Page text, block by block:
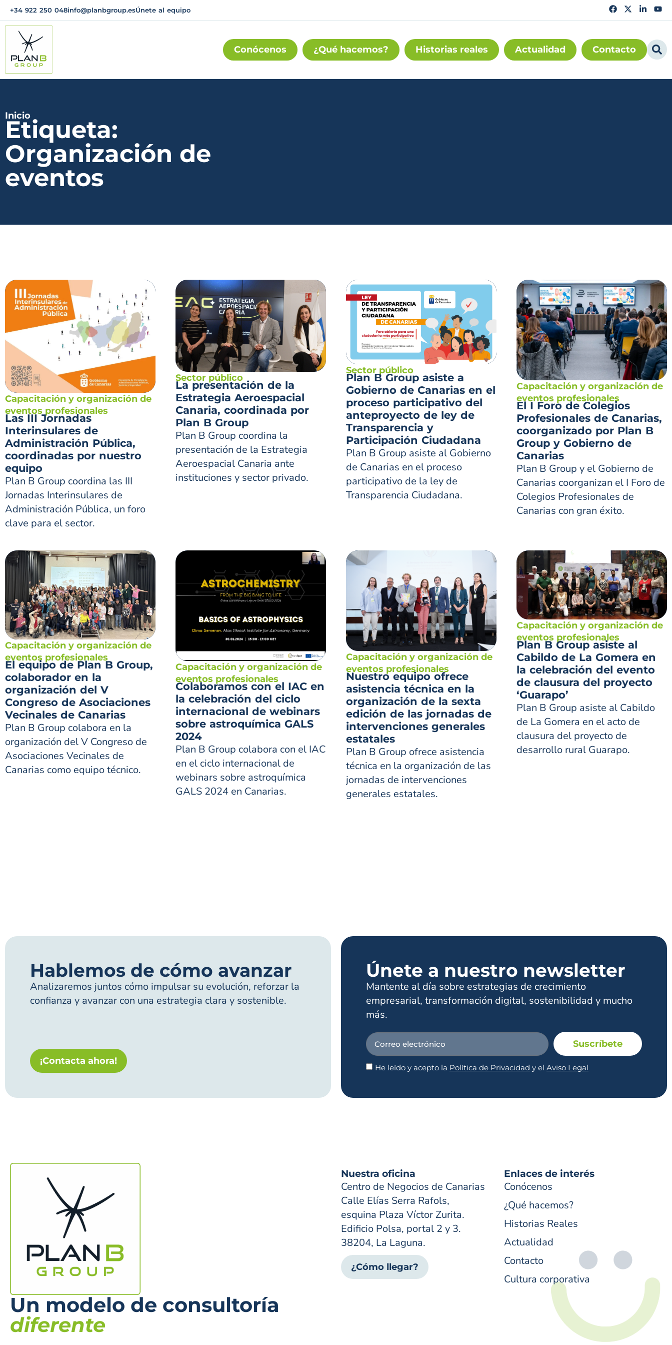
+34 922 250 048info@planbgroup.esÚnete al equipo
Conócenos ¿Qué hacemos? Historias reales Actualidad Contacto
Inicio
Etiqueta:
Organización de
eventos
Capacitación y organización de
eventos profesionales
Las III Jornadas
Interinsulares de
Administración Pública,
coordinadas por nuestro
equipo
Plan B Group coordina las III
Jornadas Interinsulares de
Administración Pública, un foro
clave para el sector.
Sector público
La presentación de la
Estrategia Aeroespacial
Canaria, coordinada por
Plan B Group
Plan B Group coordina la
presentación de la Estrategia
Aeroespacial Canaria ante
instituciones y sector privado.
Sector público
Plan B Group asiste a
Gobierno de Canarias en el
proceso participativo del
anteproyecto de ley de
Transparencia y
Participación Ciudadana
Plan B Group asiste al Gobierno
de Canarias en el proceso
participativo de la ley de
Transparencia Ciudadana.
Capacitación y organización de
eventos profesionales
El I Foro de Colegios
Profesionales de Canarias,
coorganizado por Plan B
Group y Gobierno de
Canarias
Plan B Group y el Gobierno de
Canarias coorganizan el I Foro de
Colegios Profesionales de
Canarias con gran éxito.
Capacitación y organización de
eventos profesionales
El equipo de Plan B Group,
colaborador en la
organización del V
Congreso de Asociaciones
Vecinales de Canarias
Plan B Group colabora en la
organización del V Congreso de
Asociaciones Vecinales de
Canarias como equipo técnico.
Capacitación y organización de
eventos profesionales
Colaboramos con el IAC en
la celebración del ciclo
internacional de webinars
sobre astroquímica GALS
2024
Plan B Group colabora con el IAC
en el ciclo internacional de
webinars sobre astroquímica
GALS 2024 en Canarias.
Capacitación y organización de
eventos profesionales
Nuestro equipo ofrece
asistencia técnica en la
organización de la sexta
edición de las jornadas de
intervenciones generales
estatales
Plan B Group ofrece asistencia
técnica en la organización de las
jornadas de intervenciones
generales estatales.
Capacitación y organización de
eventos profesionales
Plan B Group asiste al
Cabildo de La Gomera en
la celebración del evento
de clausura del proyecto
‘Guarapo’
Plan B Group asiste al Cabildo
de La Gomera en el acto de
clausura del proyecto de
desarrollo rural Guarapo.
Hablemos de cómo avanzar
Analizaremos juntos cómo impulsar su evolución, reforzar la
confianza y avanzar con una estrategia clara y sostenible.
¡Contacta ahora!
Únete a nuestro newsletter
Mantente al día sobre estrategias de crecimiento
empresarial, transformación digital, sostenibilidad y mucho
más.
He leído y acepto la Política de Privacidad y el Aviso Legal
Suscríbete
Un modelo de consultoría
diferente
Nuestra oficina
Centro de Negocios de Canarias
Calle Elías Serra Rafols,
esquina Plaza Víctor Zurita.
Edificio Polsa, portal 2 y 3.
38204, La Laguna.
¿Cómo llegar?
Enlaces de interés
Conócenos
¿Qué hacemos?
Historias Reales
Actualidad
Contacto
Cultura corporativa